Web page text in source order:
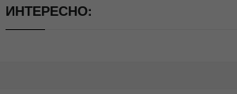
ИНТЕРЕСНО: